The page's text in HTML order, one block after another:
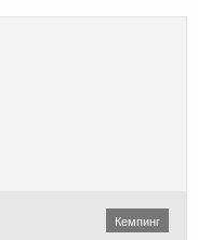
Кемпинг